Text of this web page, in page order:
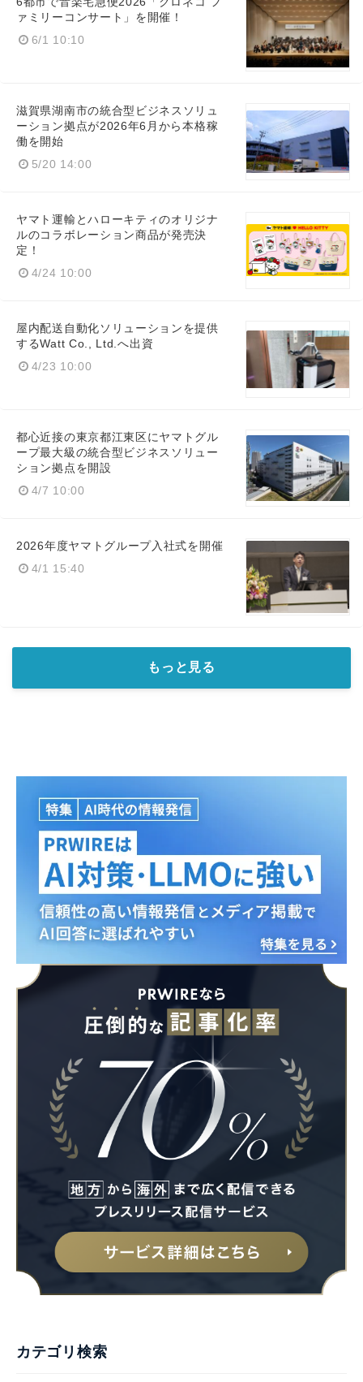
ァミリーコンサート」を開催！
6/1 10:10
滋賀県湖南市の統合型ビジネスソリュ
ーション拠点が2026年6月から本格稼
働を開始
5/20 14:00
ヤマト運輸とハローキティのオリジナ
ルのコラボレーション商品が発売決
定！
4/24 10:00
屋内配送自動化ソリューションを提供
するWatt Co., Ltd.へ出資
4/23 10:00
都心近接の東京都江東区にヤマトグル
ープ最大級の統合型ビジネスソリュー
ション拠点を開設
4/7 10:00
2026年度ヤマトグループ入社式を開催
4/1 15:40
もっと見る
カテゴリ検索